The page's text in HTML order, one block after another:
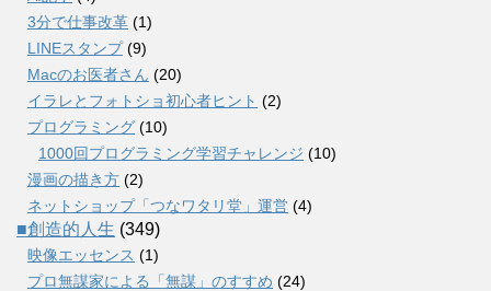
3分で仕事改革 (1)
LINEスタンプ(9)
Macのお医者さん (20)
イラレとフォトショ初心者ヒント (2)
プログラミング (10)
1000回プログラミング学習チャレンジ (10)
漫画の描き方 (2)
ネットショップ「つなワタリ堂」運営 (4)
■創造的人生 (349)
映像エッセンス (1)
プロ無謀家による「無謀」のすすめ (24)